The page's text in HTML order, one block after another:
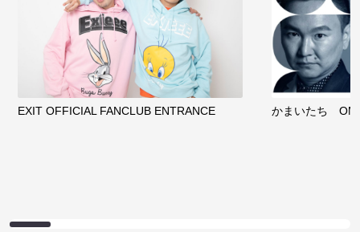
EXIT OFFICIAL FANCLUB ENTRANCE かまいたち